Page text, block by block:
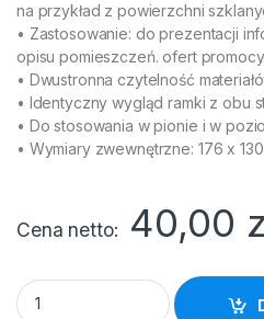
na przykład z powierzchni
• Zastosowanie: do prezentacji
opisu pomieszczeń. ofert
• Dwustronna czytelność
• Identyczny wygląd ramki z obu
• Do stosowania w pionie i w
• Wymiary zwewnętrzne: 176 x 130
Cena netto 40,00
DURAFRAME A6